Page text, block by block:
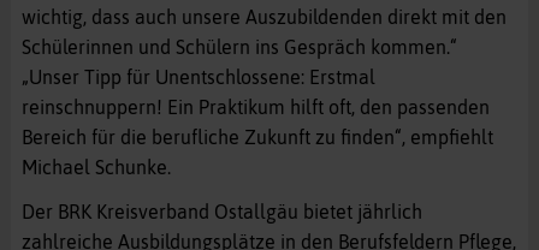
wichtig, dass auch unsere Auszubildenden direkt mit den
Schülerinnen und Schülern ins Gespräch kommen.“
„Unser Tipp für Unentschlossene: Erstmal
reinschnuppern! Ein Praktikum hilft oft, den passenden
Bereich für die berufliche Zukunft zu finden“, empfiehlt
Michael Schunke.
Der BRK Kreisverband Ostallgäu bietet jährlich
zahlreiche Ausbildungsplätze in den Berufsfeldern Pflege,